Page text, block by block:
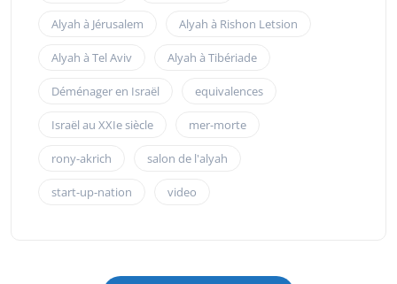
Alyah à Jérusalem Alyah à Rishon Letsion
Alyah à Tel Aviv Alyah à Tibériade
Déménager en Israël equivalences
Israël au XXIe siècle mer-morte
rony-akrich salon de l'alyah
start-up-nation video